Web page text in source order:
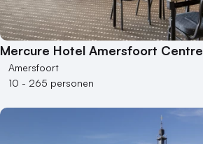
Mercure Hotel Amersfoort Centre
Amersfoort
10 - 265 personen